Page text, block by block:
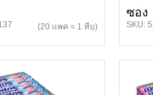
(20 แพค = 1 หีบ)
ซอง
SKU: